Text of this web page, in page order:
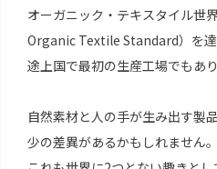
オーガニック・テキスタイル世
Organic Textile Standard）を達
途上国で最初の生産工場でもあり
自然素材と人の手が生み出す製
少の差異があるかもしれません。